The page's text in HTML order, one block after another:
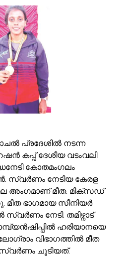
പ്രദേശില്‍ നടന്ന
കപ്പ് ദേശീയ വടംവലി
കോതമംഗലം
സ്വര്‍ണം നേടിയ കേരള
അംഗമാണ് മീത. മിക്സഡ്
മീത ഭാഗമായ സീനിയര്‍
സ്വര്‍ണം നേടി. തമിഴ്നാട്
ഹരിയാനയെ
വിഭാഗത്തില്‍ മീത
സ്വര്‍ണം ചൂടിയത്.